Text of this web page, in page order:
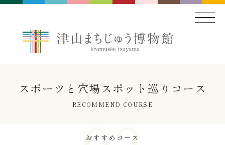
スポーツと穴場スポット巡りコース
RECOMMEND COURSE
おすすめコース